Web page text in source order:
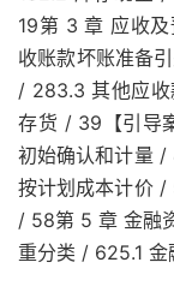
19第 3 章 应收
收账款坏账准备
/ 283.3 其他应
存货 / 39【引导
初始确认和计量
按计划成本计价
/ 58第 5 章 金融
重分类 / 625.1 金